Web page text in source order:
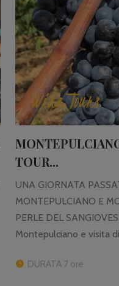
Wine Tours
TOUR...
UNA GIORNATA
MONTEPULCIANO E
PERLE DEL
Montepulciano e visita di
DURATA 7 ore